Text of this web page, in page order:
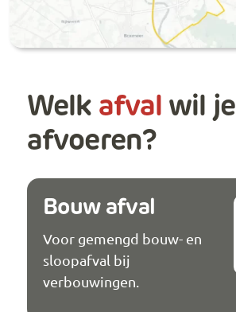
Welk afval wil je
afvoeren?
Bouw afval
Voor gemengd bouw- en
sloopafval bij
verbouwingen.